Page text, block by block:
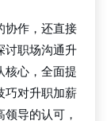
协作，还直接
讨职场沟通升
核心，全面提
巧对升职加薪
导的认可，